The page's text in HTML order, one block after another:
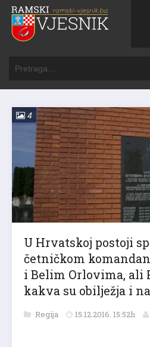
4
U Hrvatskoj postoji
četničkom
i Belim Orlovima, ali
kakva su obilježja i
Regija 15.12.2016. 15:52h